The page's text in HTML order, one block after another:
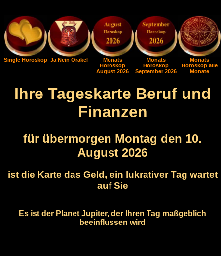
Single Horoskop Ja Nein Orakel
Monats
Horoskop
August 2026
Monats
Horoskop
September 2026
Monats
Horoskop alle
Monate
Ihre Tageskarte Beruf und
Finanzen
für übermorgen Montag den 10.
August 2026
ist die Karte das Geld, ein lukrativer Tag wartet
auf Sie
Es ist der Planet Jupiter, der Ihren Tag maßgeblich
beeinflussen wird